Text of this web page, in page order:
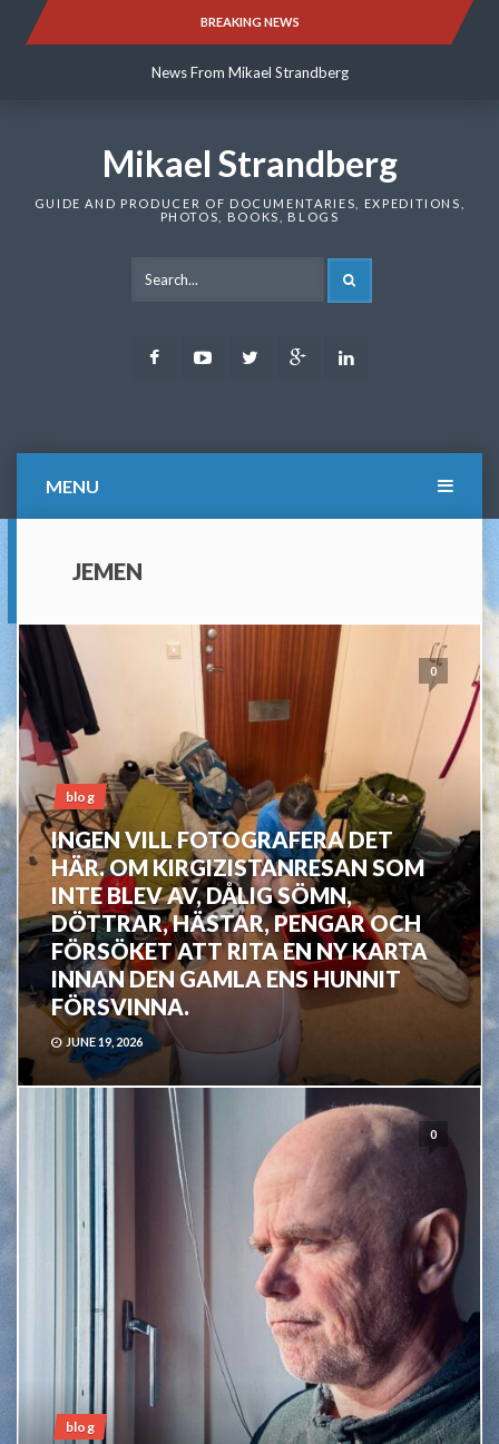
BREAKING NEWS
News From Mikael Strandberg
News From Mikael Strandberg
Mikael Strandberg
GUIDE AND PRODUCER OF DOCUMENTARIES, EXPEDITIONS,
PHOTOS, BOOKS, BLOGS
FacebookYoutubeTwitter Google
MENU
JEMEN
0
blog
INGEN VILL FOTOGRAFERA DET
HÄR. OM KIRGIZISTANRESAN SOM
INTE BLEV AV, DÅLIG SÖMN,
DÖTTRAR, HÄSTAR, PENGAR OCH
FÖRSÖKET ATT RITA EN NY KARTA
INNAN DEN GAMLA ENS HUNNIT
FÖRSVINNA.
JUNE 19, 2026
0
blog